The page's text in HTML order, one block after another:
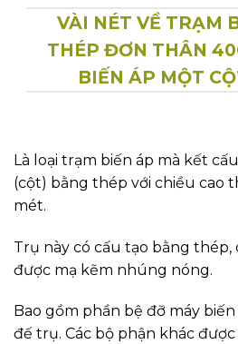
VÀI NÉT VỀ TRẠM
THÉP ĐƠN THÂN
BIẾN ÁP MỘT
Là loại trạm biến áp mà kết
(cột) bằng thép với chiều cao
mét.
Trụ này có cấu tạo bằng thép,
được mạ kẽm nhúng nóng.
Bao gồm phần bệ đỡ máy
đế trụ. Các bộ phận khác